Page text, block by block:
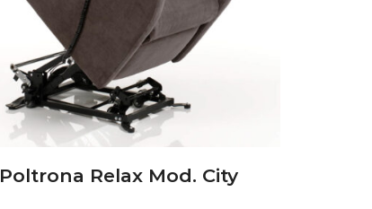
Poltrona Relax Mod. City